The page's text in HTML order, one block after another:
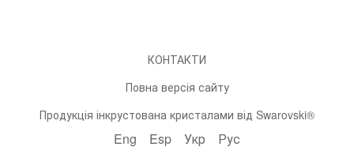
КОНТАКТИ
Повна версія сайту
Продукція інкрустована кристалами від Swarovski®
Eng Esp Укр Рус